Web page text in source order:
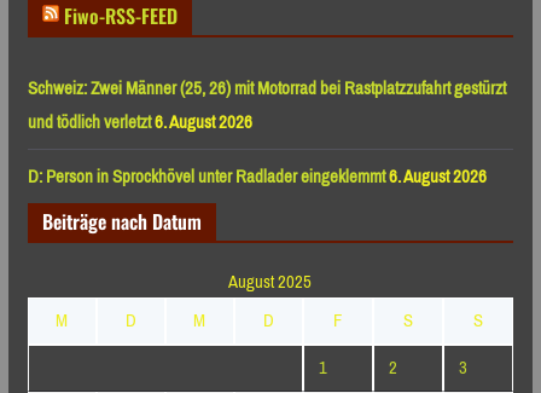
Fiwo-RSS-FEED
Schweiz: Zwei Männer (25, 26) mit Motorrad bei Rastplatzzufahrt gestürzt
und tödlich verletzt6. August 2026
D: Person in Sprockhövel unter Radlader eingeklemmt6. August 2026
Beiträge nach Datum
August 2025
M
D M D F S
S
1
2
3